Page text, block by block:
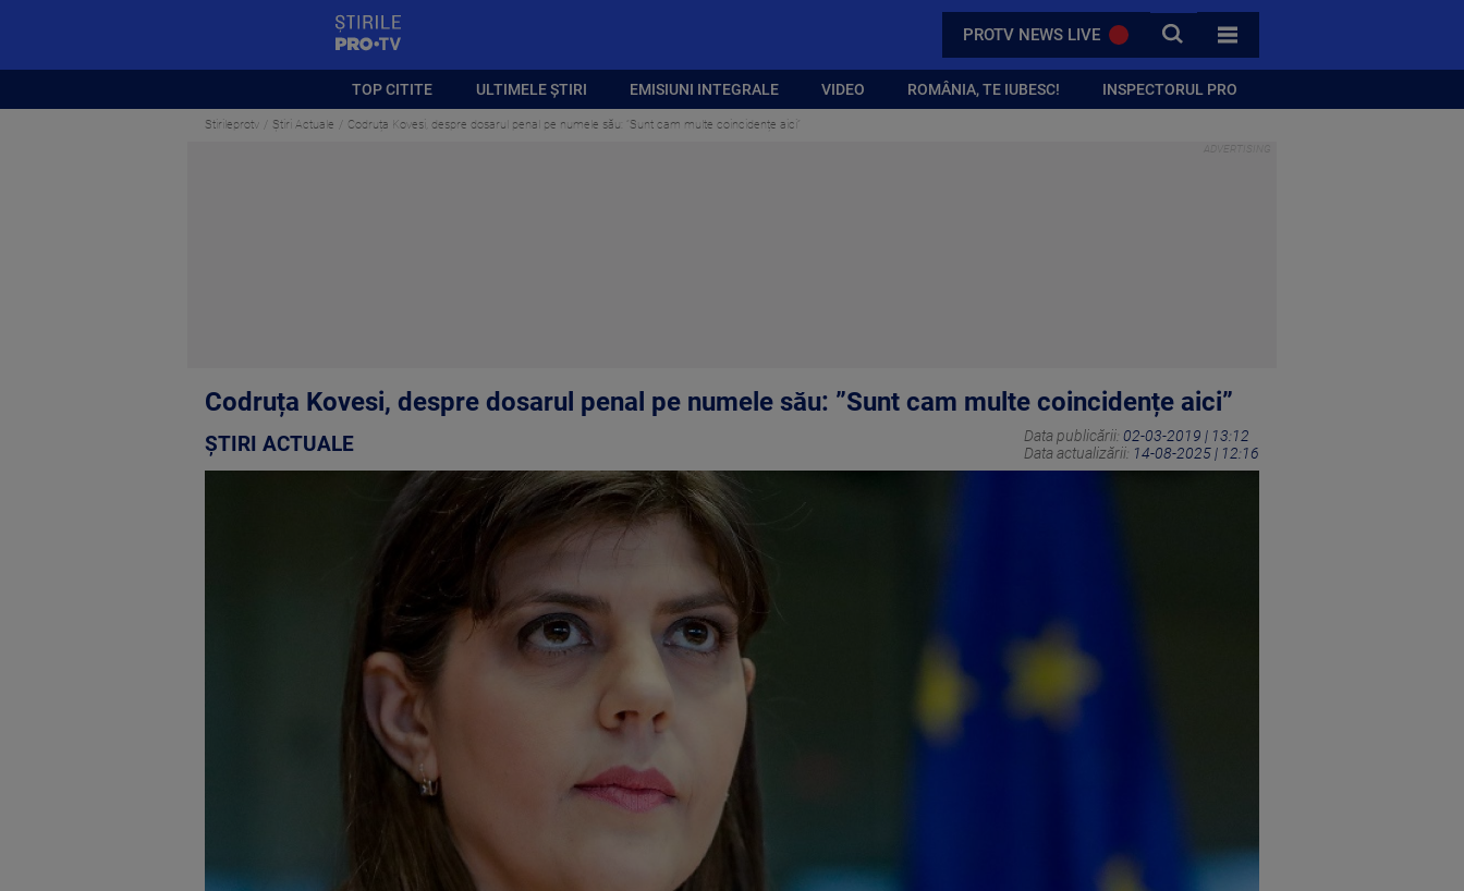
PROTV NEWS LIVE CAUTA
TOATE CATEGORIILE
TOP CITITE ULTIMELE ȘTIRI EMISIUNI INTEGRALE VIDEO ROMÂNIA, TE IUBESC! INSPECTORUL PRO
Stirileprotv Știri Actuale Codruța Kovesi, despre dosarul penal pe numele său: ”Sunt cam multe coincidențe aici”
Codruța Kovesi, despre dosarul penal pe numele său: ”Sunt cam multe coincidențe aici”
ȘTIRI ACTUALE Data publicării: 02-03-2019 | 13:12
Data actualizării: 14-08-2025 | 12:16